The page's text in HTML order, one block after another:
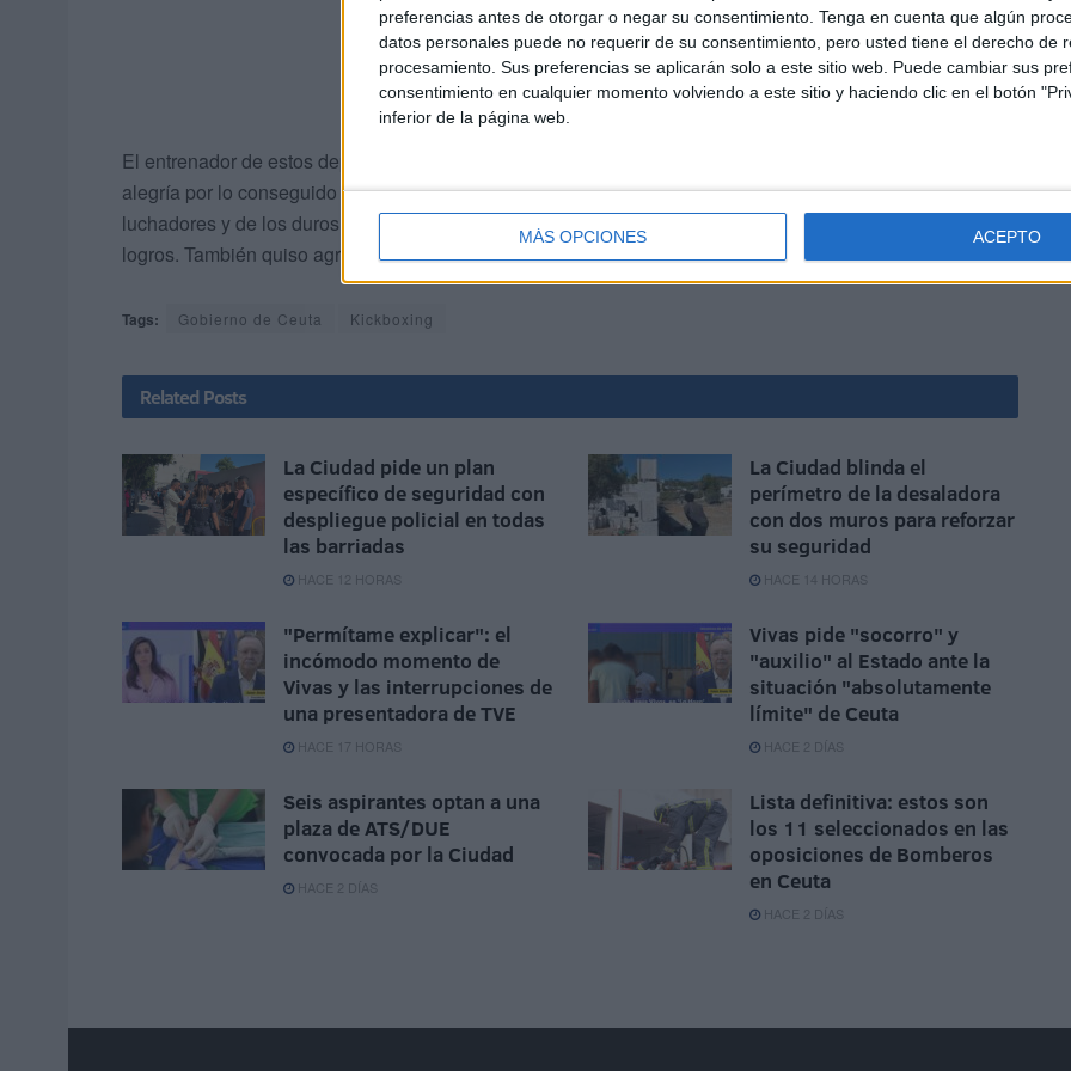
preferencias antes de otorgar o negar su consentimiento. Tenga en cuenta que algún
datos personales puede no requerir de su consentimiento, pero usted tiene el derecho de
procesamiento. Sus preferencias se aplicarán solo a este sitio web. Puede cambiar sus
consentimiento en cualquier momento volviendo a este sitio y haciendo clic en el botón
inferior de la página web.
MÁS OPCIONES ACEPTO
El entrenador de estos deportistas, y presidente del club, Fernando Gallardo González, demostró su
alegría por lo conseguido y dijo que estaba muy contento después del gran trabajo que realizaron los tres
luchadores y de los duros entrenamientos que han desempeñado para poder llegar a alcanzar esos
logros. También quiso agradecer a la organización de este gran evento.
Tags: Gobierno de Ceuta Kickboxing
Related Posts
La Ciudad pide un plan
específico de seguridad con
despliegue policial en todas
las barriadas
HACE 12 HORAS
La Ciudad blinda el
perímetro de la desaladora
con dos muros para reforzar
su seguridad
HACE 14 HORAS
"Permítame explicar": el
incómodo momento de
Vivas y las interrupciones de
una presentadora de TVE
HACE 17 HORAS
Vivas pide "socorro" y
"auxilio" al Estado ante la
situación "absolutamente
límite" de Ceuta
HACE 2 DÍAS
Seis aspirantes optan a una
plaza de ATS/DUE
convocada por la Ciudad
HACE 2 DÍAS
Lista definitiva: estos son
los 11 seleccionados en las
oposiciones de Bomberos
en Ceuta
HACE 2 DÍAS